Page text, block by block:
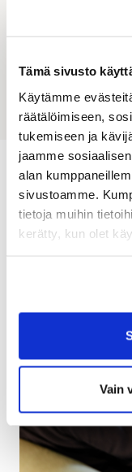
Tämä sivusto
Käytämme
räätälöimiseen,
tukemiseen ja
jaamme
alan
sivustoamme.
tietoja muihin
kerätty, kun olet
Vain
Senaste
ärenden